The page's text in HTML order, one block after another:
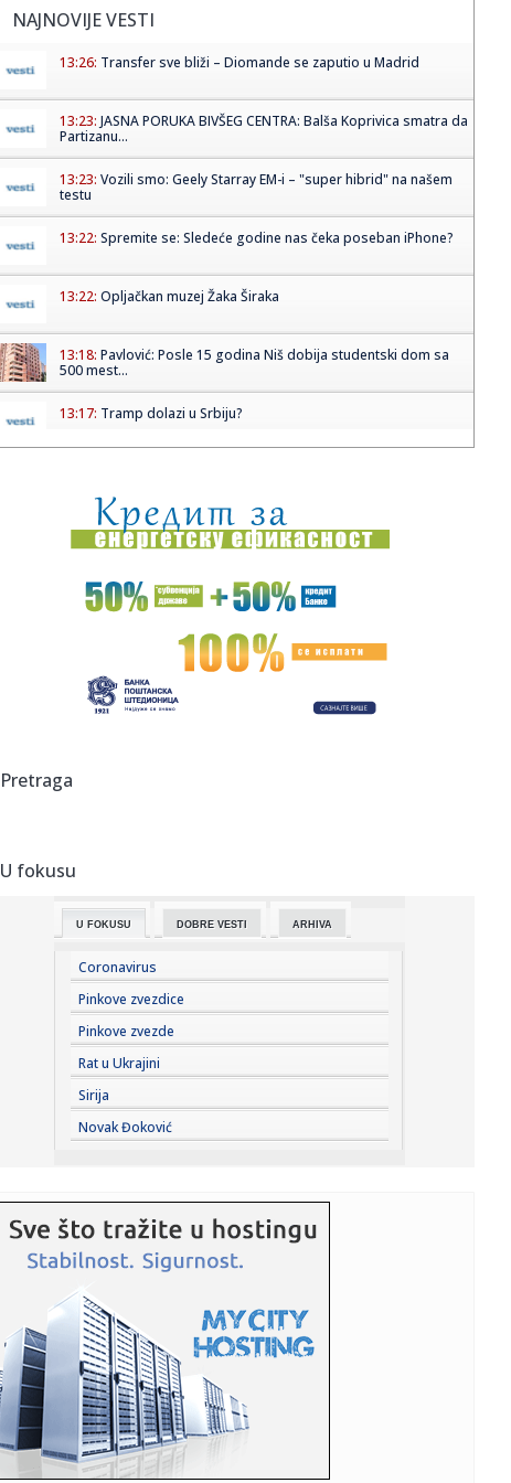
NAJNOVIJE VESTI
13:26: Transfer sve bliži – Diomande se zaputio u Madrid
13:23: JASNA PORUKA BIVŠEG CENTRA: Balša Koprivica smatra da
Partizanu...
13:23: Vozili smo: Geely Starray EM-i – "super hibrid" na našem
testu
13:22: Spremite se: Sledeće godine nas čeka poseban iPhone?
13:22: Opljačkan muzej Žaka Širaka
13:18: Pavlović: Posle 15 godina Niš dobija studentski dom sa
500 mest...
13:17: Tramp dolazi u Srbiju?
13:17:Ko posle Vokera? Pet NBA imena koja bi mogla da
pojačaju Partiza...
13:16:Пројекција филма “Сањани” ...
ZLATIBORE MOJ MEDENI: Od 6. do 9. avgusta sajam meda
13:16:Novi Zakon uslađen 98,4 odsto sa Evropskom unijom
"Laza Kost...
13:13:
13:09:
Napet odnos u vrhu SDPS-a i naprednjaka: U Novom Sadu
13:09:Vlada utvrdila paket podrške privredi vredan gotovo tri
milijard...
13:08:Vučić: „Izbore reaspisujem za koji dan ili nedelju“; „Izv...
13:08:Uhapšen mladić koji je kidao ogrlice Novosađankama
13:07: Поведите свог љубимца у биоскоп: OPENS...
13:03:
grada
13:03:Ketrin Zita Džonus se vraća u velikom stilu: Glavna uloga u
nov...
13:03:EKSKLUZIVNO NA ZEMUN FESTU: Film sa Kanskog festivala
otvara mani...
13:02:Nolan oborio sve rekorde u Srbiji: "Odiseju" pogledalo
Pretraga
U fokusu
U FOKUSU DOBRE VESTI ARHIVA
Coronavirus
Pinkove zvezdice
Pinkove zvezde
Rat u Ukrajini
Sirija
Novak Đoković